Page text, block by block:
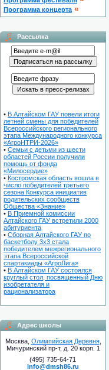
Программа концерта «
Рассылка
• В Алтайском ГАУ повели итоги
летней смены для победителей
Всероссийского регионального
этапа Международного конкурса
«АгроНТРИ-2026»
• Семьи с детьми из шести
областей России получили
помощь от фонда
«Милосердие»
• Костромская область вошла в
число победителей третьего
сезона Конкурса инициатив
родительских сообществ
Общества «Знание»
• В Приемной комиссии
Алтайского ГАУ встретили 2000
абитуриента
• Сборная Алтайского ГАУ по
баскетболу 3х3 стала
победителем межрегионального
этапа Всероссийской
спартакиады «АгроЛига»
• В Алтайском ГАУ состоялся
круглый стол, посвященный Дню
изобретателя и
рационализатора
Адрес школы
Москва, Олимпийская Деревня,
Мичуринский пр-т, д. 20 корп. 1
(495) 735-64-71
info@dmsh86.ru